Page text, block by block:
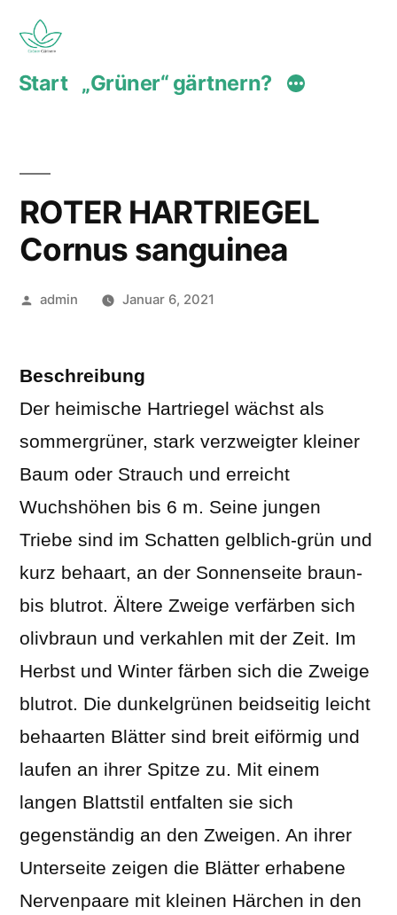
Inhalt
springen
Start „Grüner“ gärtnern?
ROTER HARTRIEGEL
Cornus sanguinea
Veröffentlicht
admin Januar 6, 2021
Beschreibung
Der heimische Hartriegel wächst als
sommergrüner, stark verzweigter kleiner
Baum oder Strauch und erreicht
Wuchshöhen bis 6 m. Seine jungen
Triebe sind im Schatten gelblich-grün und
kurz behaart, an der Sonnenseite braun-
bis blutrot. Ältere Zweige verfärben sich
olivbraun und verkahlen mit der Zeit. Im
Herbst und Winter färben sich die Zweige
blutrot. Die dunkelgrünen beidseitig leicht
behaarten Blätter sind breit eiförmig und
laufen an ihrer Spitze zu. Mit einem
langen Blattstil entfalten sie sich
gegenständig an den Zweigen. An ihrer
Unterseite zeigen die Blätter erhabene
Nervenpaare mit kleinen Härchen in den